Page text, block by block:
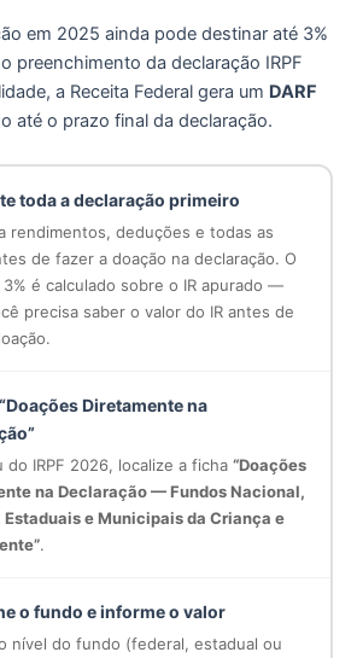
em 2025 ainda pode destinar até 3%
preenchimento da declaração IRPF
a Receita Federal gera um DARF
até o prazo final da declaração.
toda a declaração primeiro
rendimentos, deduções e todas as
de fazer a doação na declaração. O
é calculado sobre o IR apurado —
precisa saber o valor do IR antes de
Diretamente na
do IRPF 2026, localize a ficha “Doações
na Declaração — Fundos Nacional,
e Municipais da Criança e
.
o fundo e informe o valor
nível do fundo (federal, estadual ou